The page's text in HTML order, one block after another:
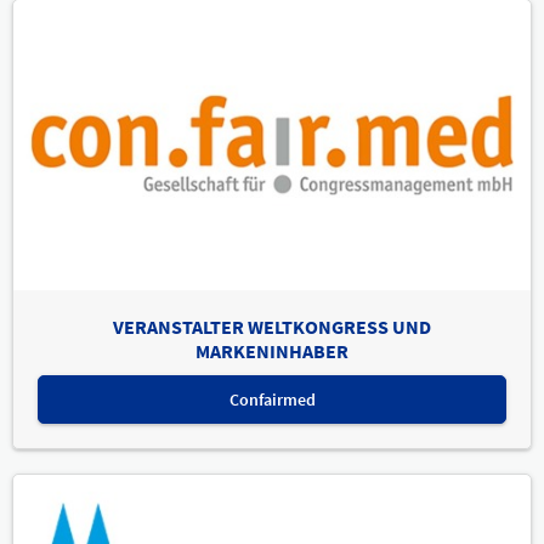
VERANSTALTER WELTKONGRESS UND
MARKENINHABER
Confairmed